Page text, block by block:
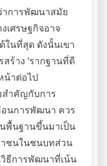
าการพัฒนาสมัย
เศรษฐกิจอาจ
ในที่สุด ดังนั้นเขา
ร้าง ‘รากฐานที่ดี
น้าต่อไป
ำคัญกับการ
นการพัฒนา ควร
พื้นฐานขึ้นมาเป็น
ชนในชนบทส่วน
ธีการพัฒนาที่เน้น